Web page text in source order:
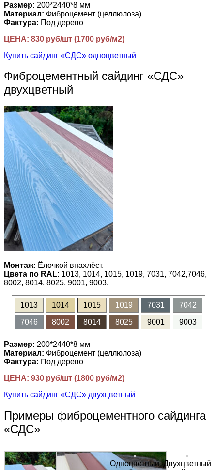
Размер: 200*2440*8 мм
Материал: Фиброцемент (целлюлоза)
Фактура: Под дерево
ЦЕНА: 830 руб/шт (1700 руб/м2)
Купить сайдинг «СДС» одноцветный
Фиброцементный сайдинг «СДС»
двухцветный
Монтаж: Ёлочкой внахлёст.
Цвета по RAL: 1013, 1014, 1015, 1019, 7031, 7042,7046,
8002, 8014, 8025, 9001, 9003.
1013 1014 1015 1019 7031 7042
7046 8002 8014 8025 9001 9003
Размер: 200*2440*8 мм
Материал: Фиброцемент (целлюлоза)
Фактура: Под дерево
ЦЕНА: 930 руб/шт (1800 руб/м2)
Купить сайдинг «СДС» двухцветный
Примеры фиброцементного сайдинга
«СДС»
Одноцветный Двухцветный